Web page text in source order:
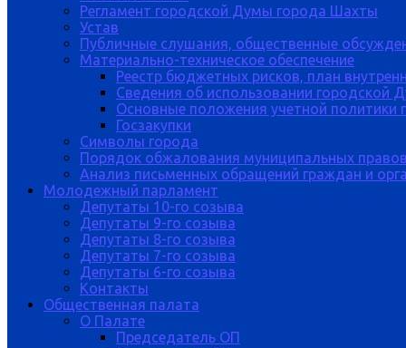
Регламент городской Думы города Шахты
Устав
Публичные слушания, общественные
Материально-техническое обеспечение
Реестр бюджетных рисков, план
Сведения об использовании
Основные положения учетной
Госзакупки
Символы города
Порядок обжалования муниципальных
Анализ письменных обращений граждан и
Молодежный парламент
Депутаты 10-го созыва
Депутаты 9-го созыва
Депутаты 8-го созыва
Депутаты 7-го созыва
Депутаты 6-го созыва
Контакты
Общественная палата
О Палате
Председатель ОП